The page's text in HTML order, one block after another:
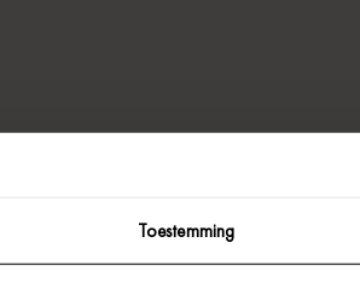
Toestemming